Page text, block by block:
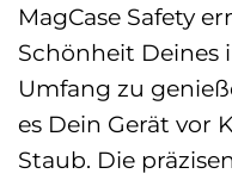
MagCase Safety
Schönheit Deines
Umfang zu
es Dein Gerät vor
Staub. Die